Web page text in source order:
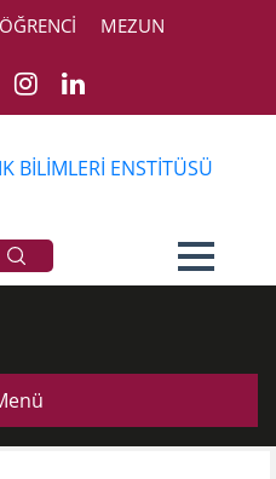
ÖĞRENCİ MEZUN
BİLİMLERİ ENSTİTÜSÜ
Alanları